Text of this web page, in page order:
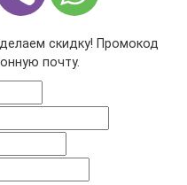
скидку! Промокод
почту.